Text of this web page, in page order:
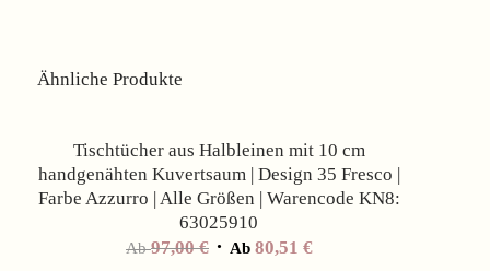
Ähnliche Produkte
Tischtücher aus Halbleinen mit 10 cm
handgenähten Kuvertsaum | Design 35 Fresco |
Farbe Azzurro | Alle Größen | Warencode KN8:
63025910
Ab97,00€ Ab 80,51 €